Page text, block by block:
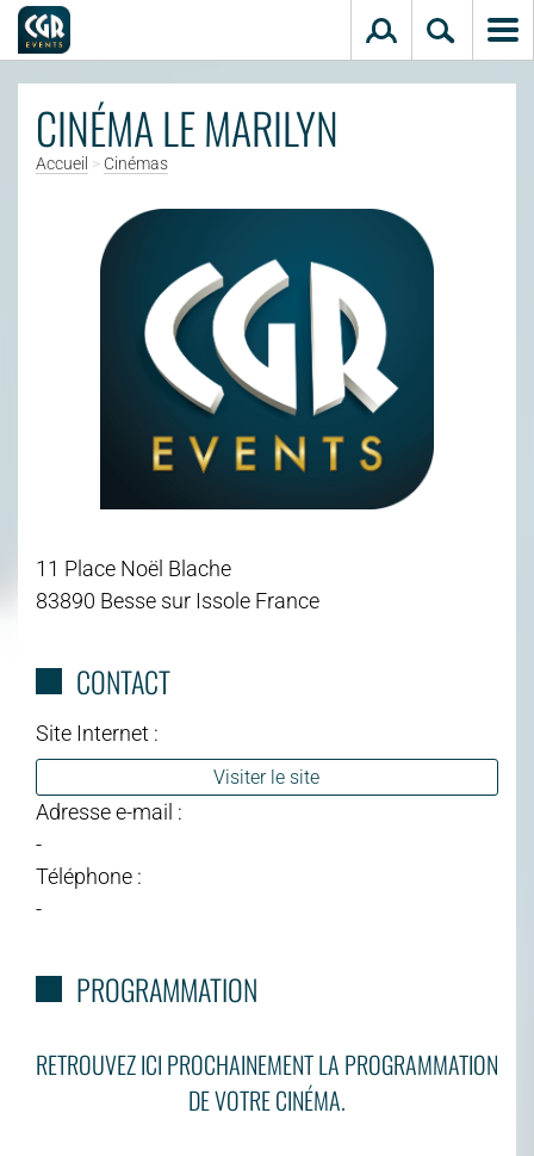
Aller au contenu principal
CINÉMA LE MARILYN
Accueil > Cinémas
11 Place Noël Blache
83890 Besse sur Issole France
CONTACT
Site Internet :
Visiter le site
Adresse e-mail :
-
Téléphone :
-
PROGRAMMATION
RETROUVEZ ICI PROCHAINEMENT LA PROGRAMMATION
DE VOTRE CINÉMA.